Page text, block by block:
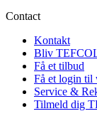
Contact
Kontakt
Bliv
Få et tilbud
Få et login til
Service &
Tilmeld dig